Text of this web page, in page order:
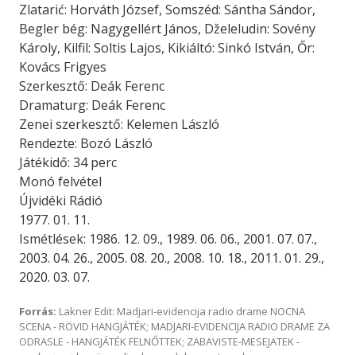
Zlatarić: Horváth József, Somszéd: Sántha Sándor,
Begler bég: Nagygellért János, Dželeludin: Sovény
Károly, Kilfil: Soltis Lajos, Kikiáltó: Sinkó István, Őr:
Kovács Frigyes
Szerkesztő: Deák Ferenc
Dramaturg: Deák Ferenc
Zenei szerkesztő: Kelemen László
Rendezte: Bozó László
Játékidő: 34 perc
Monó felvétel
Újvidéki Rádió
1977. 01. 11.
Ismétlések: 1986. 12. 09., 1989. 06. 06., 2001. 07. 07.,
2003. 04. 26., 2005. 08. 20., 2008. 10. 18., 2011. 01. 29.,
2020. 03. 07.
Forrás: Lakner Edit: Madjari-evidencija radio drame NOCNA
SCENA - RÖVID HANGJÁTÉK; MADJARI-EVIDENCIJA RADIO DRAME ZA
ODRASLE - HANGJÁTÉK FELNŐTTEK; ZABAVISTE-MESEJATEK -